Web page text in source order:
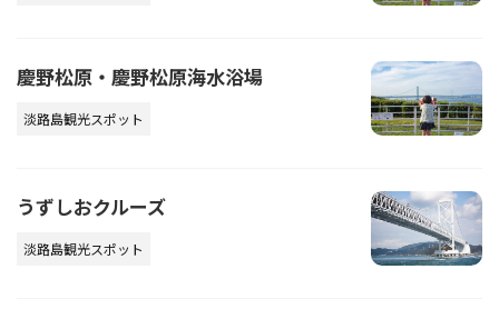
慶野松原・慶野松原海水浴場
淡路島観光スポット
うずしおクルーズ
淡路島観光スポット